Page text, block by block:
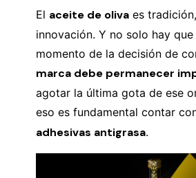
El aceite de oliva es
innovación. Y no solo hay que
momento de la decisión de
marca debe permanecer
agotar la última gota de ese
eso es fundamental contar
adhesivas antigrasa.